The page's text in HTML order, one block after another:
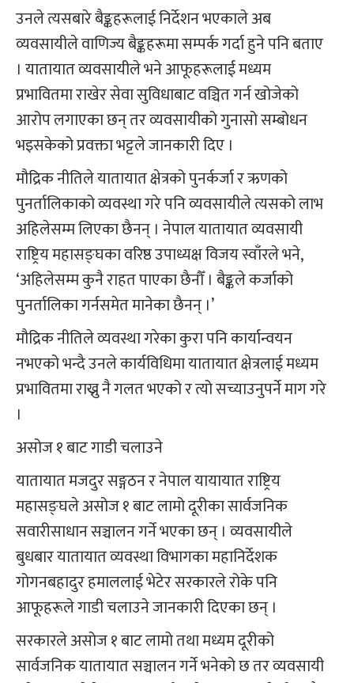
उनले त्यसबारे बैङ्कहरूलाई निर्देशन भएकाले अब
व्यवसायीले वाणिज्य बैङ्कहरूमा सम्पर्क गर्दा हुने पनि बताए
। यातायात व्यवसायीले भने आफूहरूलाई मध्यम
प्रभावितमा राखेर सेवा सुविधाबाट वञ्चित गर्न खोजेको
आरोप लगाएका छन् तर व्यवसायीको गुनासो सम्बोधन
भइसकेको प्रवक्ता भट्टले जानकारी दिए ।
मौद्रिक नीतिले यातायात क्षेत्रको पुनर्कर्जा र ऋणको
पुनर्तालिकाको व्यवस्था गरे पनि व्यवसायीले त्यसको लाभ
अहिलेसम्म लिएका छैनन् । नेपाल यातायात व्यवसायी
राष्ट्रिय महासङ्घका वरिष्ठ उपाध्यक्ष विजय स्वाँरले भने,
‘अहिलेसम्म कुनै राहत पाएका छैनौँ । बैङ्कले कर्जाको
पुनर्तालिका गर्नसमेत मानेका छैनन् ।’
मौद्रिक नीतिले व्यवस्था गरेका कुरा पनि कार्यान्वयन
नभएको भन्दै उनले कार्यविधिमा यातायात क्षेत्रलाई मध्यम
प्रभावितमा राख्नु नै गलत भएको र त्यो सच्याउनुपर्ने माग गरे
।
असोज १ बाट गाडी चलाउने
यातायात मजदुर सङ्गठन र नेपाल यायायात राष्ट्रिय
महासङ्घले असोज १ बाट लामो दूरीका सार्वजनिक
सवारीसाधान सञ्चालन गर्ने भएका छन् । व्यवसायीले
बुधबार यातायात व्यवस्था विभागका महानिर्देशक
गोगनबहादुर हमाललाई भेटेर सरकारले रोके पनि
आफूहरूले गाडी चलाउने जानकारी दिएका छन् ।
सरकारले असोज १ बाट लामो तथा मध्यम दूरीको
सार्वजनिक यातायात सञ्चालन गर्ने भनेको छ तर व्यवसायी